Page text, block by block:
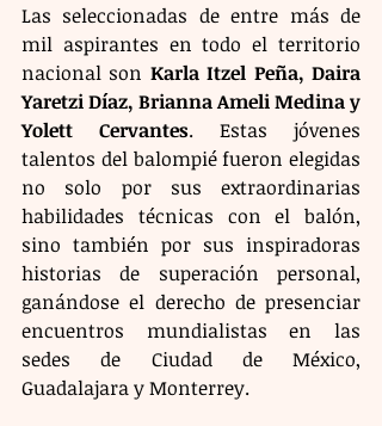
Las seleccionadas de entre más de
mil aspirantes en todo el territorio
nacional son Karla Itzel Peña, Daira
Yaretzi Díaz, Brianna Ameli Medina y
Yolett Cervantes. Estas jóvenes
talentos del balompié fueron elegidas
no solo por sus extraordinarias
habilidades técnicas con el balón,
sino también por sus inspiradoras
historias de superación personal,
ganándose el derecho de presenciar
encuentros mundialistas en las
sedes de Ciudad de México,
Guadalajara y Monterrey.